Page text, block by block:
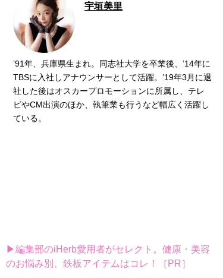
宇垣美里
’91年、兵庫県生まれ。同志社大学を卒業後、’14年に
TBSに入社しアナウンサーとして活躍。’19年3月に退
社した後はオスカープロモーションに所属し、テレ
ビやCM出演のほか、執筆業も行うなど幅広く活躍し
ている。
▶編集部のiHerb愛用者がセレクト。健康・美容
のお悩み別、鉄板アイテムはコレ！［PR］